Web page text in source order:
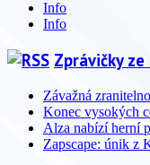
Info
Info
Zprávičky
Závažná
Konec vysokých
Alza nabízí herní
Zapscape: únik z